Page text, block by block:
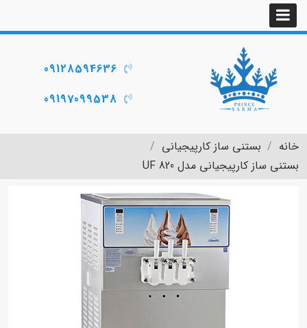
09128594636
09197099538
خانه
بستنی ساز کارپیجیانی
بستنی ساز کارپیجیانی مدل UF 820